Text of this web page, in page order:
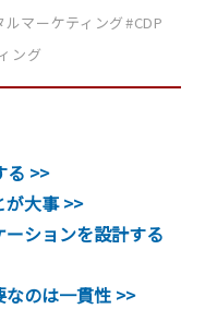
ルマーケティング#CDP
ング
る >>
大事 >>
ションを設計する
のは一貫性 >>